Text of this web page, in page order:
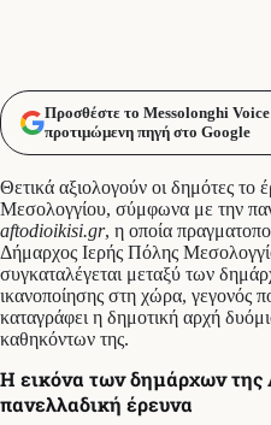
Προσθέστε το Messolonghi
προτιμώμενη πηγή στο Google
Θετικά αξιολογούν οι δημότες το
Μεσολογγίου, σύμφωνα με την
aftodioikisi.gr, η οποία
Δήμαρχος Ιερής Πόλης
συγκαταλέγεται μεταξύ των
ικανοποίησης στη χώρα, γεγονός
καταγράφει η δημοτική αρχή
καθηκόντων της.
Η εικόνα των δημάρχων της
πανελλαδική έρευνα